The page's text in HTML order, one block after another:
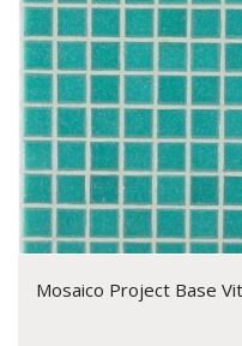
Mosaico Project Base